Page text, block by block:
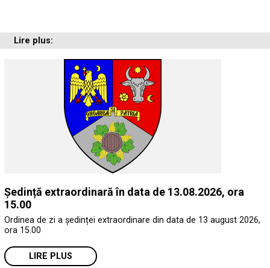
Lire plus:
Ședință extraordinară în data de 13.08.2026, ora
15.00
Ordinea de zi a ședinței extraordinare din data de 13 august 2026,
ora 15.00
LIRE PLUS